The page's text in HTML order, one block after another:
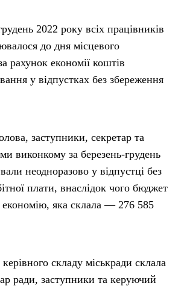
2022 року всіх працівників
до дня місцевого
рахунок економії коштів
у відпустках без збереження
заступники, секретар та
виконкому за березень-грудень
неодноразово у відпустці без
плати, внаслідок чого бюджет
яка склала — 276 585
складу міськради склала
ради, заступники та керуючий